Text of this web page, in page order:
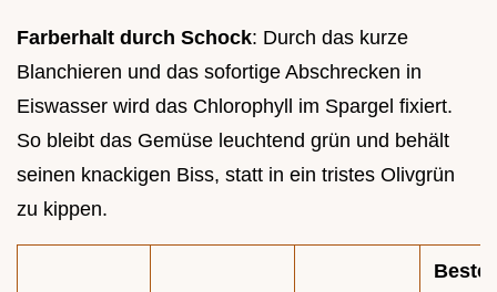
Farberhalt durch Schock: Durch das kurze
Blanchieren und das sofortige Abschrecken in
Eiswasser wird das Chlorophyll im Spargel fixiert.
So bleibt das Gemüse leuchtend grün und behält
seinen knackigen Biss, statt in ein tristes Olivgrün
zu kippen.